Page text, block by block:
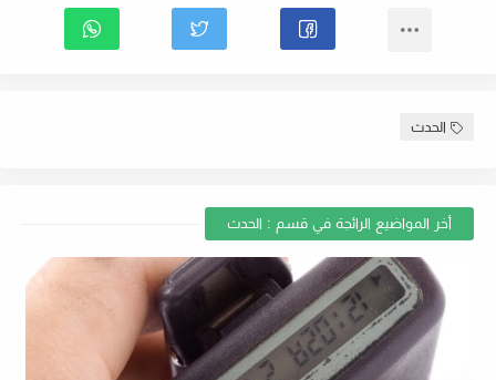
الحدث
أخر المواضيع الرائجة في قسم : الحدث